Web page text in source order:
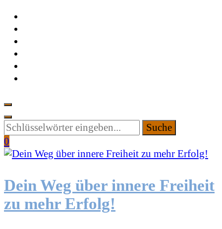
Suchen
Sie
etwas?
0
Dein Weg über innere Freiheit
zu mehr Erfolg!